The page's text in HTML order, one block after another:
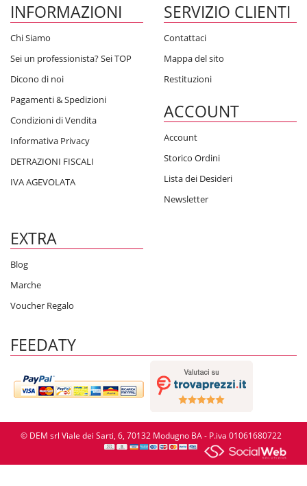
INFORMAZIONI
Chi Siamo
Sei un professionista? Sei TOP
Dicono di noi
Pagamenti & Spedizioni
Condizioni di Vendita
Informativa Privacy
DETRAZIONI FISCALI
IVA AGEVOLATA
SERVIZIO CLIENTI
Contattaci
Mappa del sito
Restituzioni
ACCOUNT
Account
Storico Ordini
Lista dei Desideri
Newsletter
EXTRA
Blog
Marche
Voucher Regalo
FEEDATY
© DEM srl Viale dei Sarti, 6, 70132 Modugno BA - P.iva 01061680722